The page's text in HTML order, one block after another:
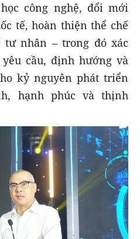
công nghệ, đổi mới
tế, hoàn thiện thể chế
nhân – trong đó xác
cầu, định hướng và
kỷ nguyên phát triển
hạnh phúc và thịnh